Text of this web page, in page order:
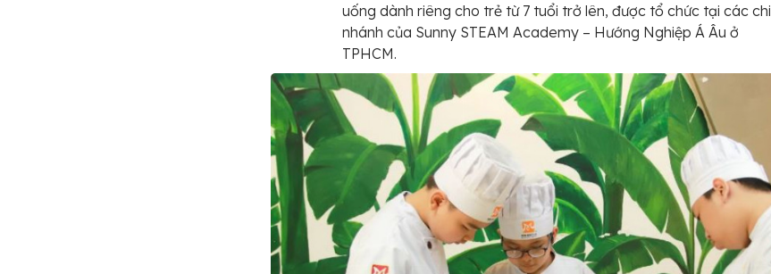
uống dành riêng cho trẻ từ 7 tuổi trở lên, được tổ chức tại các chi
nhánh của Sunny STEAM Academy – Hướng Nghiệp Á Âu ở
TPHCM.